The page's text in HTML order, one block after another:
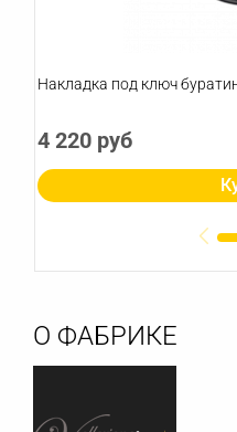
Накладка под ключ
4 220 руб
О ФАБРИКЕ